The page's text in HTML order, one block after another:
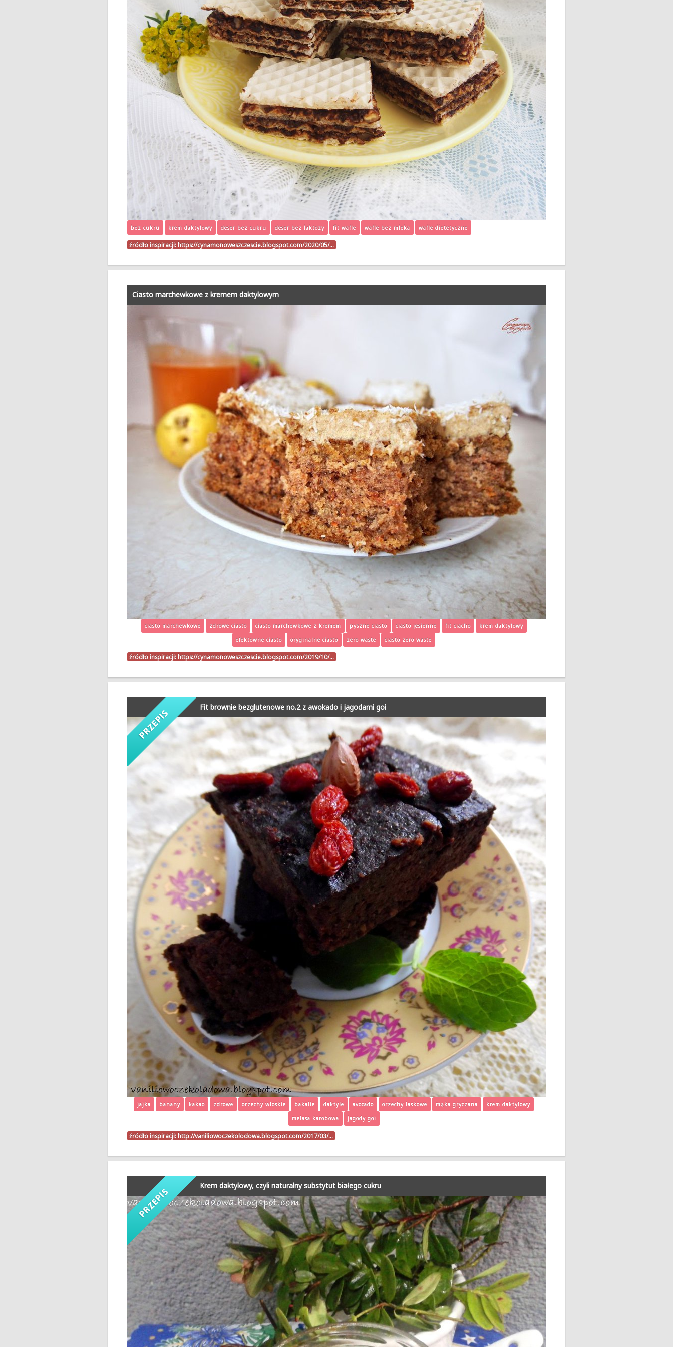
bez cukru krem daktylowy deser bez cukru deser bez laktozy fit wafle wafle bez mleka wafle dietetyczne
źródło inspiracji: https://cynamonoweszczescie.blogspot.com/2020/05/…
Ciasto marchewkowe z kremem daktylowym
ciasto marchewkowe zdrowe ciasto ciasto marchewkowe z kremem pyszne ciasto ciasto jesienne fit ciacho
krem daktylowy
efektowne ciasto
oryginalne ciasto zero waste ciasto zero waste
źródło inspiracji: https://cynamonoweszczescie.blogspot.com/2019/10/…
Fit brownie bezglutenowe no.2 z awokado i jagodami goi
jajka banany kakao zdrowe orzechy włoskie bakalie daktyle avocado orzechy laskowe mąka gryczana
krem daktylowy
melasa karobowa
jagody goi
źródło inspiracji: http://vaniliowoczekolodowa.blogspot.com/2017/03/…
Krem daktylowy, czyli naturalny substytut białego cukru